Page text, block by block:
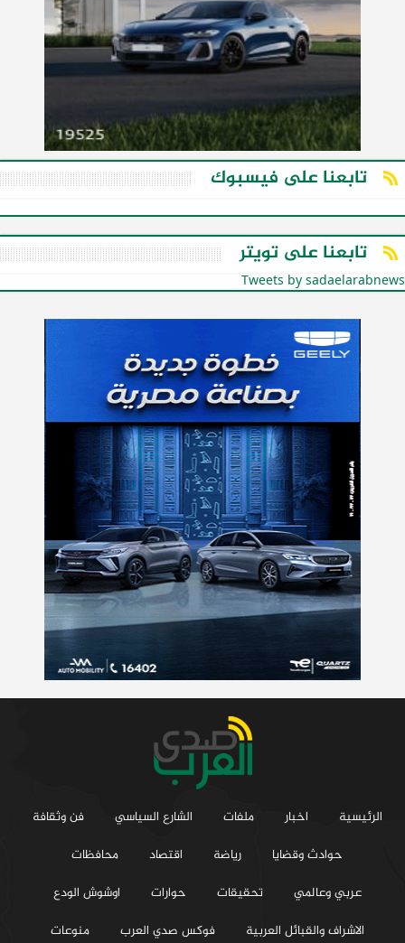
تابعنا على فيسبوك
تابعنا على تويتر
Tweets by sadaelarabnews
الرئيسية اخبار ملفات الشارع السياسي
فن وثقافة
حوادث وقضايا
رياضة اقتصاد
محافظات
عربي وعالمي
تحقيقات حوارات
اوشوش الودع
الاشراف والقبائل العربية
فوكس صدي العرب منوعات